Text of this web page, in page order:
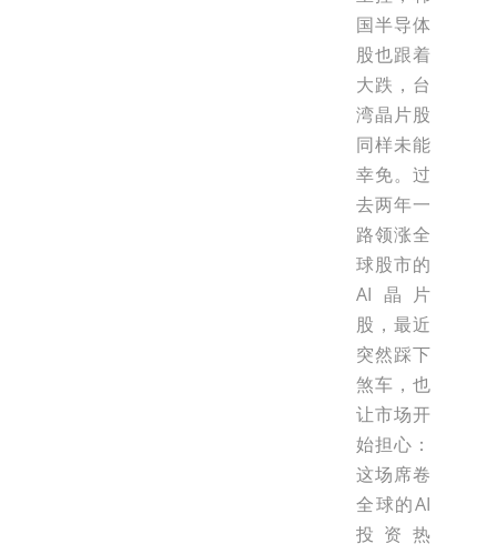
国半导体
股也跟着
大跌，台
湾晶片股
同样未能
幸免。过
去两年一
路领涨全
球股市的
AI晶片
股，最近
突然踩下
煞车，也
让市场开
始担心：
这场席卷
全球的AI
投资热